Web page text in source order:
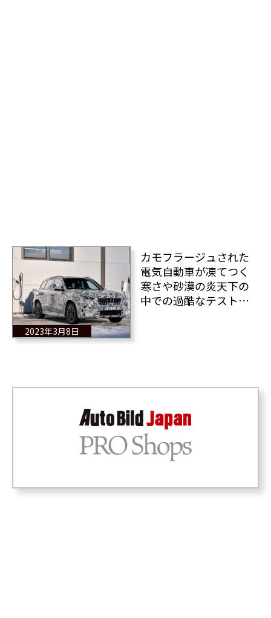
2023年3月8日
カモフラージュされた
電気自動車が凍てつく
寒さや砂漠の炎天下の
中での過酷なテストを